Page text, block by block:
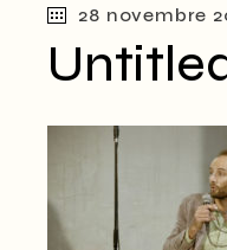
28 novembre